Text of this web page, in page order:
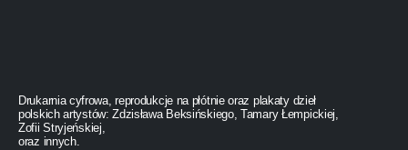
Drukarnia cyfrowa, reprodukcje na płótnie oraz plakaty dzieł
polskich artystów: Zdzisława Beksińskiego, Tamary Łempickiej,
Zofii Stryjeńskiej,
oraz innych.